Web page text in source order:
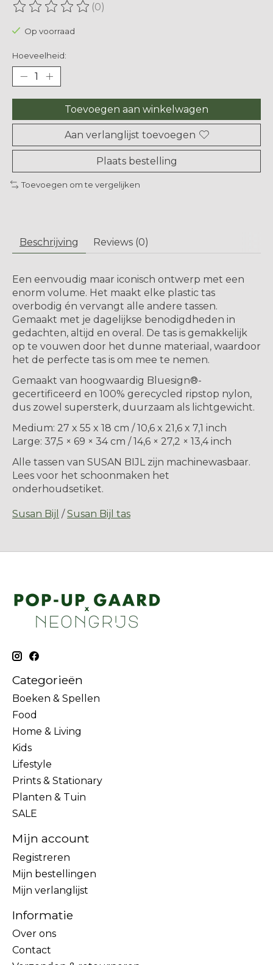
De beoordeling van dit product is
(0)
Op voorraad
Hoeveelheid:
Toevoegen aan winkelwagen
Aan verlanglijst toevoegen
Plaats bestelling
Toevoegen om te vergelijken
Beschrijving Reviews (0)
Een eenvoudig maar iconisch ontwerp met een
enorm volume. Het maakt elke plastic tas
overbodig én vervangt alle andere tassen.
Gemaakt met je dagelijkse benodigdheden in
gedachten, altijd en overal. De tas is gemakkelijk
op te vouwen door het dunne materiaal, waardoor
het de perfecte tas is om mee te nemen.
Gemaakt van hoogwaardig Bluesign®-
gecertificeerd en 100% gerecycled ripstop nylon,
dus zowel supersterk, duurzaam als lichtgewicht.
Medium: 27 x 55 x 18 cm / 10,6 x 21,6 x 7,1 inch
Large: 37,5 × 69 × 34 cm / 14,6 × 27,2 × 13,4 inch
Alle tassen van SUSAN BIJL zijn machinewasbaar.
Lees voor het schoonmaken het
onderhoudsetiket.
Susan Bijl /Susan Bijl tas
Categorieën
Boeken & Spellen
Food
Home & Living
Kids
Lifestyle
Prints & Stationary
Planten & Tuin
SALE
Mijn account
Registreren
Mijn bestellingen
Mijn verlanglijst
Informatie
Over ons
Contact